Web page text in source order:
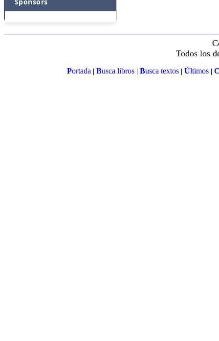
Todos los
Portada| Busca libros| Busca textos| Últimos|